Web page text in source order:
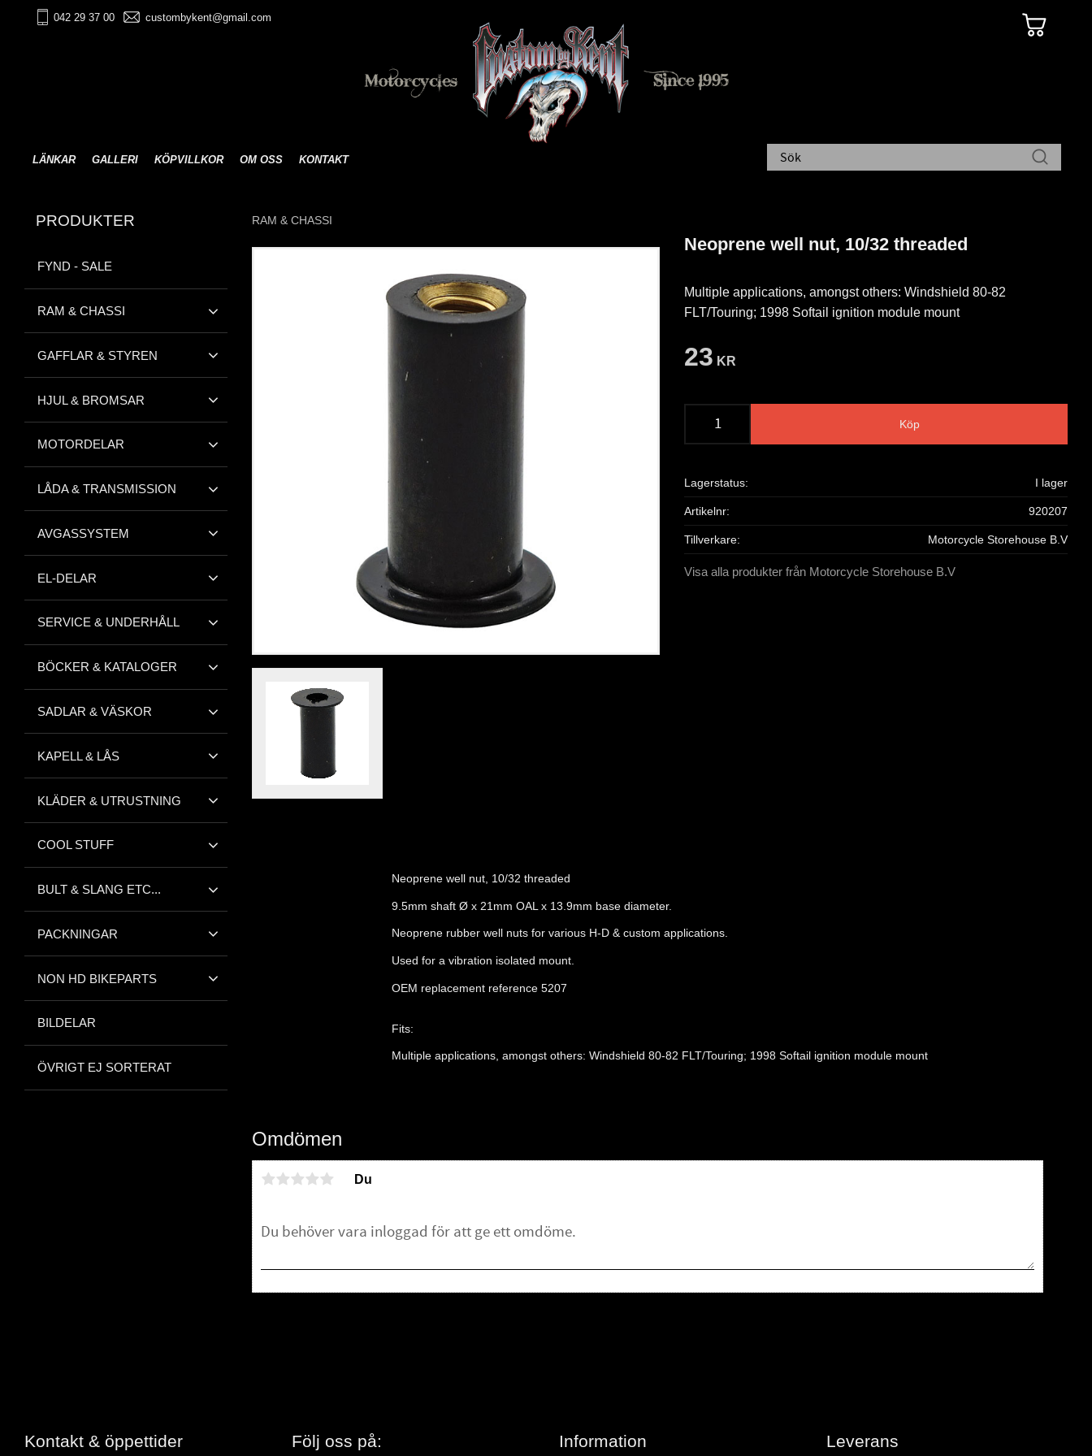
042 29 37 00 custombykent@gmail.com
LÄNKAR GALLERI KÖPVILLKOR OM OSS KONTAKT
RAM & CHASSI
Neoprene well nut, 10/32 threaded
Multiple applications, amongst others: Windshield 80-82
FLT/Touring; 1998 Softail ignition module mount
23 KR
Köp
Lagerstatus I lager
Artikelnr 920207
Tillverkare Motorcycle Storehouse B.V
Visa alla produkter från Motorcycle Storehouse B.V
Neoprene well nut, 10/32 threaded
9.5mm shaft Ø x 21mm OAL x 13.9mm base diameter.
Neoprene rubber well nuts for various H-D & custom applications.
Used for a vibration isolated mount.
OEM replacement reference 5207
Fits:
Multiple applications, amongst others: Windshield 80-82 FLT/Touring; 1998 Softail ignition module mount
Omdömen
Du
PRODUKTER
FYND - SALE
RAM & CHASSI
GAFFLAR & STYREN
HJUL & BROMSAR
MOTORDELAR
LÅDA & TRANSMISSION
AVGASSYSTEM
EL-DELAR
SERVICE & UNDERHÅLL
BÖCKER & KATALOGER
SADLAR & VÄSKOR
KAPELL & LÅS
KLÄDER & UTRUSTNING
COOL STUFF
BULT & SLANG ETC...
PACKNINGAR
NON HD BIKEPARTS
BILDELAR
ÖVRIGT EJ SORTERAT
Kontakt & öppettider Följ oss på: Information Leverans